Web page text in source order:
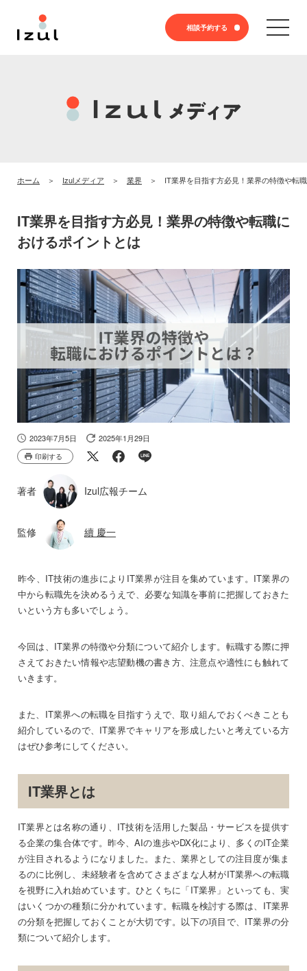
相談予約する
ホーム Izulメディア 業界 IT業界を目指す方必見！業界の特徴や転
IT業界を目指す方必見！業界の特徴や転職に
おけるポイントとは
2023年7月5日 2025年1月29日
印刷する
著者 Izul広報チーム
監修 續 慶一
昨今、IT技術の進歩によりIT業界が注目を集めています。IT業界の
中から転職先を決めるうえで、必要な知識を事前に把握しておきた
いという方も多いでしょう。
今回は、IT業界の特徴や分類について紹介します。転職する際に押
さえておきたい情報や志望動機の書き方、注意点や適性にも触れて
いきます。
また、IT業界への転職を目指すうえで、取り組んでおくべきことも
紹介しているので、IT業界でキャリアを形成したいと考えている方
はぜひ参考にしてください。
IT業界とは
IT業界とは名称の通り、IT技術を活用した製品・サービスを提供す
る企業の集合体です。昨今、AIの進歩やDX化により、多くのIT企業
が注目されるようになりました。また、業界としての注目度が集ま
るのに比例し、未経験者を含めてさまざまな人材がIT業界への転職
を視野に入れ始めています。ひとくちに「IT業界」といっても、実
はいくつかの種類に分かれています。転職を検討する際は、IT業界
の分類を把握しておくことが大切です。以下の項目で、IT業界の分
類について紹介します。